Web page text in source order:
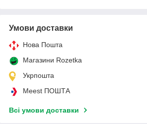
Умови доставки
Нова Пошта
Магазини Rozetka
Укрпошта
Meest ПОШТА
Всі умови доставки